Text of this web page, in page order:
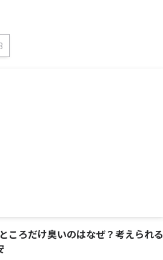
ころだけ臭いのはなぜ？考えられる